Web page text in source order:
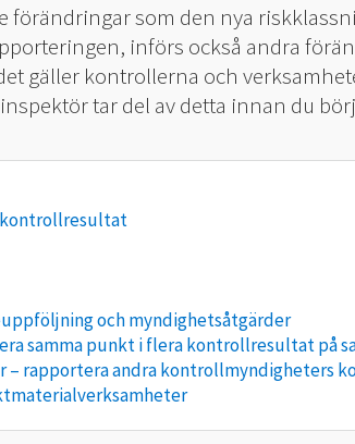
förändringar som den nya
införs också andra
gäller kontrollerna och
tar del av detta innan du
och myndighetsåtgärder
samma punkt i flera kontrollresultat på
– rapportera andra kontrollmyndigheters